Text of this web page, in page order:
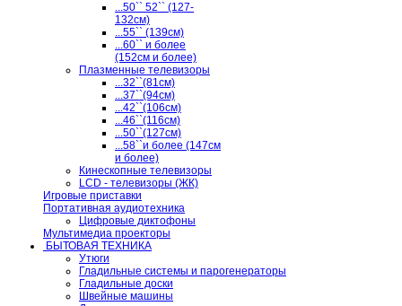
...50`` 52`` (127-
132см)
...55`` (139см)
...60`` и более
(152см и более)
Плазменные телевизоры
...32``(81см)
...37``(94см)
...42``(106см)
...46``(116см)
...50``(127см)
...58``и более (147см
и более)
Кинескопные телевизоры
LCD - телевизоры (ЖК)
Игровые приставки
Портативная аудиотехника
Цифровые диктофоны
Мультимедиа проекторы
БЫТОВАЯ ТЕХНИКА
Утюги
Гладильные системы и парогенераторы
Гладильные доски
Швейные машины